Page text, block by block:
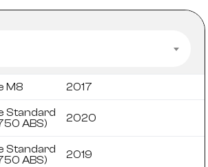
M8 2017
Standard
ABS)
2020
Standard
ABS)
2019